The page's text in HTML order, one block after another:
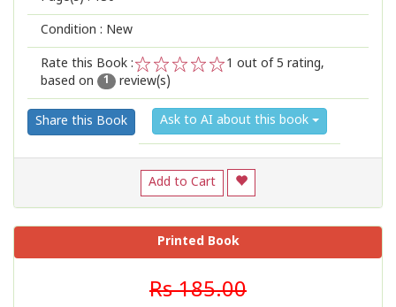
Condition : New
Rate this Book :
2
1
1 out of 5 rating,
based on
1 review(s)
Share this Book Ask to AI about this book
Add to Cart
Printed Book
Rs 185.00